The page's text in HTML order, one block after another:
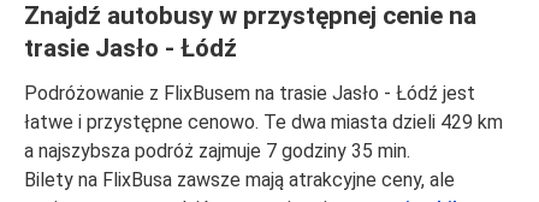
Znajdź autobusy w przystępnej cenie na
trasie Jasło - Łódź
Podróżowanie z FlixBusem na trasie Jasło - Łódź jest
łatwe i przystępne cenowo. Te dwa miasta dzieli 429 km
a najszybsza podróż zajmuje 7 godziny 35 min.
Bilety na FlixBusa zawsze mają atrakcyjne ceny, ale